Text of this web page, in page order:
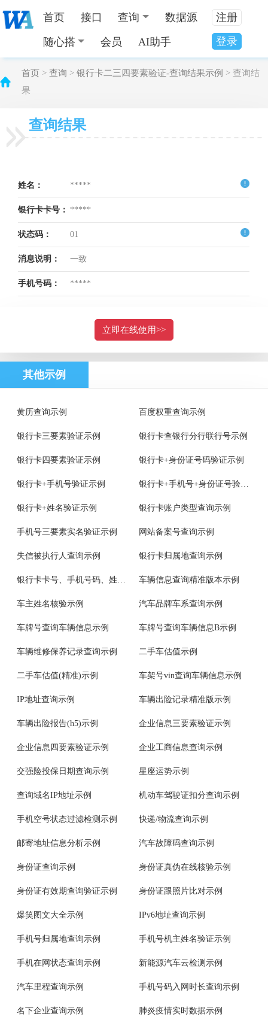
首页 接口 查询 数据源
随心搭 会员 AI助手
注册
登录
首页 > 查询 > 银行卡二三四要素验证-查询结果示例 > 查询结
果
查询结果
姓名： *****
银行卡卡号： *****
状态码： 01
消息说明： 一致
手机号码： *****
立即在线使用>>
其他示例
黄历查询示例 百度权重查询示例
银行卡三要素验证示例 银行卡查银行分行联行号示例
银行卡四要素验证示例 银行卡+身份证号码验证示例
银行卡+手机号验证示例
银行卡+姓名验证示例 银行卡账户类型查询示例
手机号三要素实名验证示例 网站备案号查询示例
失信被执行人查询示例 银行卡归属地查询示例
车辆信息查询精准版本示例
车主姓名核验示例 汽车品牌车系查询示例
车牌号查询车辆信息示例 车牌号查询车辆信息B示例
车辆维修保养记录查询示例 二手车估值示例
二手车估值(精准)示例 车架号vin查询车辆信息示例
IP地址查询示例 车辆出险记录精准版示例
车辆出险报告(h5)示例 企业信息三要素验证示例
企业信息四要素验证示例 企业工商信息查询示例
交强险投保日期查询示例 星座运势示例
查询域名IP地址示例 机动车驾驶证扣分查询示例
手机空号状态过滤检测示例 快递/物流查询示例
邮寄地址信息分析示例 汽车故障码查询示例
身份证查询示例 身份证真伪在线核验示例
身份证有效期查询验证示例 身份证跟照片比对示例
爆笑图文大全示例 IPv6地址查询示例
手机号归属地查询示例 手机号机主姓名验证示例
手机在网状态查询示例 新能源汽车云检测示例
汽车里程查询示例 手机号码入网时长查询示例
名下企业查询示例 肺炎疫情实时数据示例